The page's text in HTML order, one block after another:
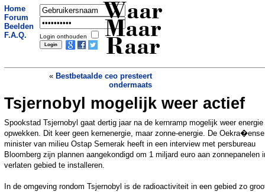
Home
Forum
Beelden
F.A.Q.
Login onthouden
Waar
Maar
Raar
« Bestbetaalde ceo presteert
ondermaats
Vrouw te dik voor crematie»
Tsjernobyl mogelijk weer actief
Spookstad Tsjernobyl gaat dertig jaar na de kernramp mogelijk weer energie
opwekken. Dit keer geen kernenergie, maar zonne-energie. De Oekra�ense
minister van milieu Ostap Semerak heeft in een interview met persbureau
Bloomberg zijn plannen aangekondigd om 1 miljard euro aan zonnepanelen
verlaten gebied te installeren.
In de omgeving rondom Tsjernobyl is de radioactiviteit in een gebied zo